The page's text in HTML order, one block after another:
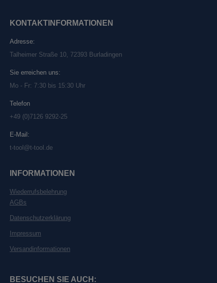
KONTAKTINFORMATIONEN
Adresse:
Talheimer Straße 10, 72393 Burladingen
Sie erreichen uns:
Mo - Fr: 7:30 bis 15:30 Uhr
Telefon
+49 (0)7126 9292-25
E-Mail:
t-tool@t-tool.de
INFORMATIONEN
Wiederrufsbelehrung
AGBs
Datenschutzerklärung
Impressum
Versandinformationen
BESUCHEN SIE AUCH: